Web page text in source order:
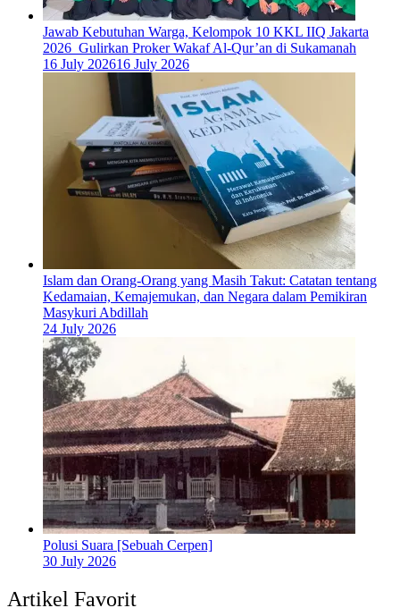
Jawab Kebutuhan Warga, Kelompok 10 KKL IIQ Jakarta
2026 Gulirkan Proker Wakaf Al-Qur’an di Sukamanah
16 July 202616 July 2026
Islam dan Orang-Orang yang Masih Takut: Catatan tentang
Kedamaian, Kemajemukan, dan Negara dalam Pemikiran
Masykuri Abdillah
24 July 2026
Polusi Suara [Sebuah Cerpen]
30 July 2026
Artikel Favorit